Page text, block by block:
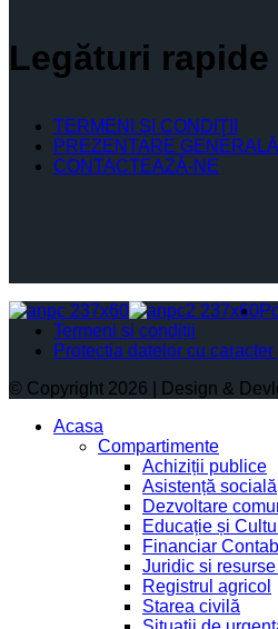
Legături rapide
TERMENI ŞI CONDIŢII
PREZENTARE GENERALĂ
CONTACTEAZĂ-NE
Termeni și condiții
Protectia datelor cu caracter
© Copyright 2026 | Design &
Acasa
Compartimente
Achiziții publice
Asistență socială
Dezvoltare
Educație și
Financiar
Juridic si
Registrul agricol
Starea civilă